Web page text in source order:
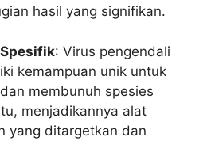
hasil yang signifikan.
: Virus pengendali
kemampuan unik untuk
membunuh spesies
menjadikannya alat
yang ditargetkan dan